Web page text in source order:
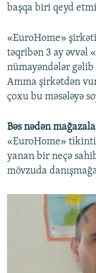
başqa biri qeyd
«EuroHome»
təqribən 3 ay əvvəl
nümayəndələr gəlib
Amma şirkətdən
çoxu bu məsələyə
Bəs nədən
«EuroHome» tikinti
yanan bir neçə
mövzuda